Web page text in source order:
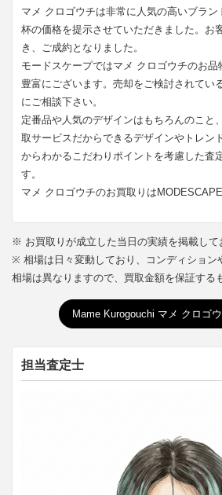
マメ クロゴウチは非常に人気の高いブラン
杯の価格を提示させていただきました。お
き、ご成約となりました。
モードスケープではマメ クロゴウチのお
豊富にございます。売却をご検討されてい
にご相談下さい。
定番品や人気のデザインはもちろんのこと
取サービスだからできるデザインやトレン
からわかるこだわりポイントを考慮した査
す。
マメ クロゴウチのお買取りは
※ お買取りが成立した当日の実績を掲載して
※ 相場は日々変動しており、コンディション
相場は異なりますので、買取金額を保証する
Mame Kurogouchi マメ クロゴ
担当査定士